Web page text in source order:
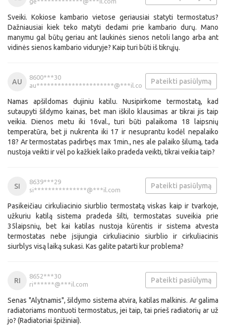
Sveiki. Kokiose kambario vietose geriausiai statyti termostatus?
Dažniausiai kiek teko matyti dedami prie kambario durų. Mano
manymu gal būtų geriau ant laukinės sienos netoli lango arba ant
vidinės sienos kambario viduryje? Kaip turi būti iš tikrųjų.
AU
8600***30
au**********************@***il.co
Pateikti pasiūlymą
Namas apšildomas dujiniu katilu. Nusipirkome termostatą, kad
sutaupyti šildymo kainas, bet man iškilo klausimas ar tikrai jis taip
veikia. Dienos metu iki 16val., turi būti palaikoma 18 laipsnių
temperatūra, bet ji nukrenta iki 17 ir nesuprantu kodėl nepalaiko
18? Ar termostatas padirbęs max 1min., nes ale palaiko šilumą, tada
nustoja veikti ir vėl po kažkiek laiko pradeda veikti, tikrai veikia taip?
SI
8639***29
si***************@***il.com
Pateikti pasiūlymą
Pasikeičiau cirkuliacinio siurblio termostatą viskas kaip ir tvarkoje,
užkuriu katilą sistema pradeda šilti, termostatas suveikia prie
35laipsnių, bet kai katilas nustoja kūrentis ir sistema atvesta
termostatas nebe įsijungia cirkuliacinio siurblio ir cirkuliacinis
siurblys visą laiką sukasi. Kas galite patarti kur problema?
RI
8652***30
ri******@***il.com
Pateikti pasiūlymą
Senas "Alytnamis", šildymo sistema atvira, katilas malkinis. Ar galima
radiatoriams montuoti termostatus, jei taip, tai prieš radiatorių ar už
jo? (Radiatoriai špižiniai).